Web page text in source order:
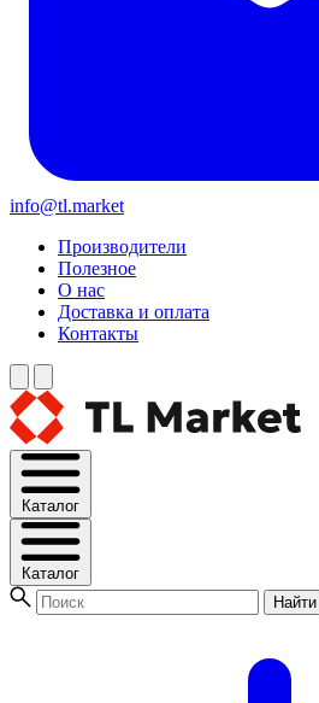
info@tl.market
Производители
Полезное
О нас
Доставка и оплата
Контакты
Каталог
Каталог
Найти